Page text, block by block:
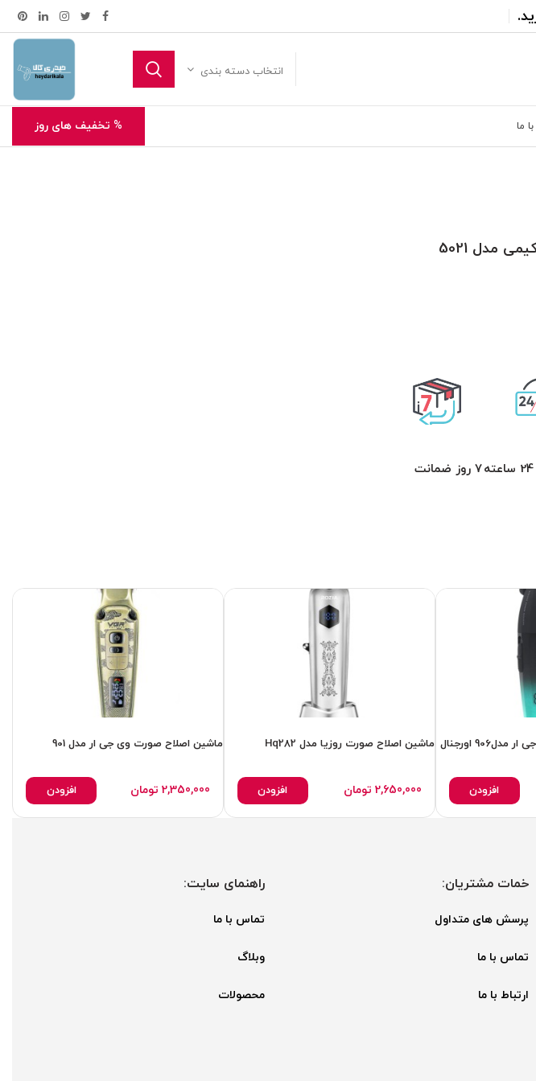
انتخاب دسته بندی
ما % تخفیف های روز
مدل 5021
7 روز ضمانت
اورجنال
افزودن
ماشین اصلاح صورت روزیا مدل Hq282
2,650,000 تومان افزودن
ماشین اصلاح صورت وی جی ار مدل 901
2,350,000 تومان افزودن
خمات مشتریان:
پرسش های متداول
تماس با ما
ارتباط با ما
راهنمای سایت:
تماس با ما
وبلاگ
محصولات